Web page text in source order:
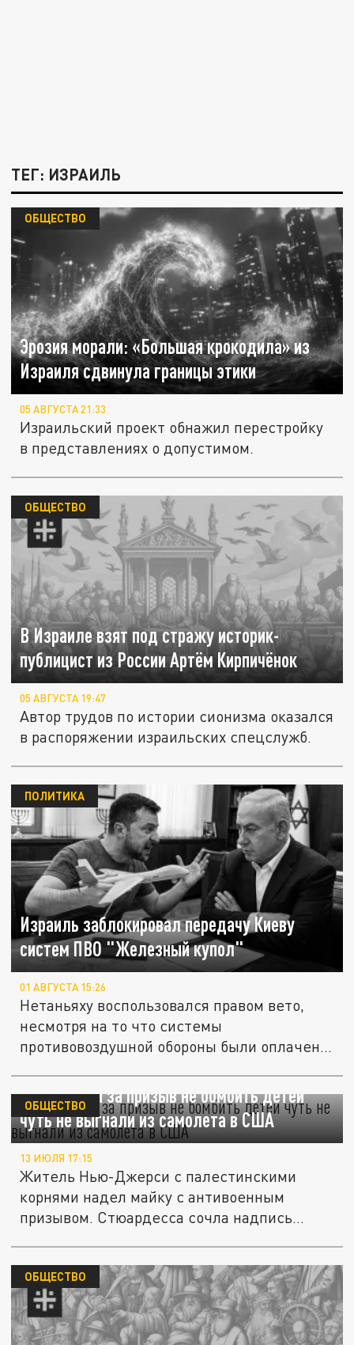
ТЕГ: ИЗРАИЛЬ
Эрозия морали: «Большая крокодила» из
Израиля сдвинула границы этики
ОБЩЕСТВО
05 АВГУСТА 21:33
Израильский проект обнажил перестройку
в представлениях о допустимом.
В Израиле взят под стражу историк-
публицист из России Артём Кирпичёнок
ОБЩЕСТВО
05 АВГУСТА 19:47
Автор трудов по истории сионизма оказался
в распоряжении израильских спецслужб.
Израиль заблокировал передачу Киеву
систем ПВО "Железный купол"
ПОЛИТИКА
01 АВГУСТА 15:26
Нетаньяху воспользовался правом вето,
несмотря на то что системы
противовоздушной обороны были оплачены
Палестинца за призыв не бомбить детей
чуть не выгнали из самолета в США
ОБЩЕСТВО
13 ИЮЛЯ 17:15
Житель Нью-Джерси с палестинскими
корнями надел майку с антивоенным
призывом. Стюардесса сочла надпись...
ОБЩЕСТВО